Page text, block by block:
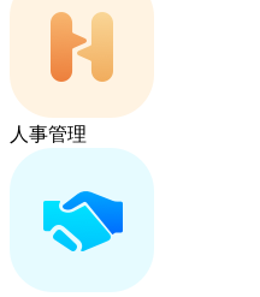
人事管理